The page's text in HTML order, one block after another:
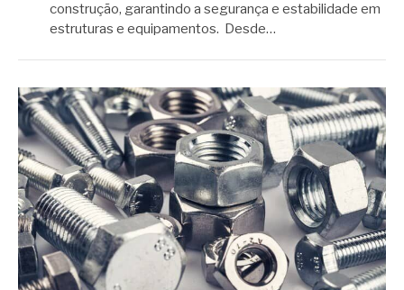
construção, garantindo a segurança e estabilidade em
estruturas e equipamentos. Desde…